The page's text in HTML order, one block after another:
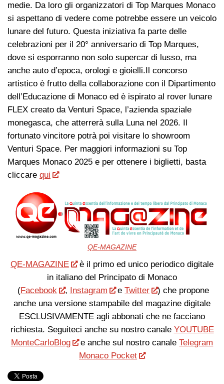
medie. Da loro gli organizzatori di Top Marques Monaco
si aspettano di vedere come potrebbe essere un veicolo
lunare del futuro. Questa iniziativa fa parte delle
celebrazioni per il 20° anniversario di Top Marques,
dove si esporranno non solo supercar di lusso, ma
anche auto d’epoca, orologi e gioielli.Il concorso
artistico è frutto della collaborazione con il Dipartimento
dell’Educazione di Monaco ed è ispirato al rover lunare
FLEX creato da Venturi Space, l’azienda spaziale
monegasca, che atterrerà sulla Luna nel 2026. Il
fortunato vincitore potrà poi visitare lo showroom
Venturi Space. Per maggiori informazioni su Top
Marques Monaco 2025 e per ottenere i biglietti, basta
cliccare qui
QE-MAGAZINE
QE-MAGAZINE
è il primo ed unico periodico digitale
in italiano del Principato di Monaco
(Facebook , Instagram eTwitter
) che propone
anche una versione stampabile del magazine digitale
ESCLUSIVAMENTE agli abbonati che ne facciano
richiesta. Seguiteci anche su nostro canale YOUTUBE
MonteCarloBlog
e anche sul nostro canaleTelegram
Monaco Pocket